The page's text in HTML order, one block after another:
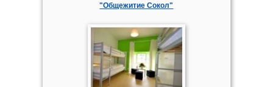
"Общежитие Сокол"